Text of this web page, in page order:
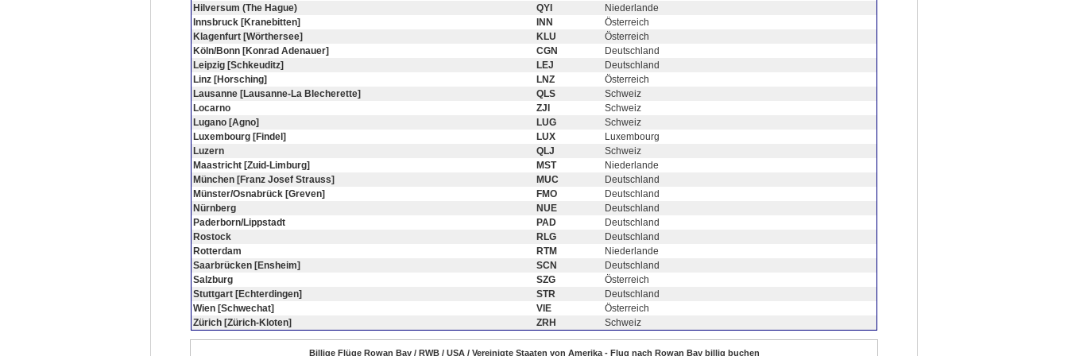
Hilversum (The Hague) QYI
Niederlande
Innsbruck [Kranebitten]
INN
Österreich
Klagenfurt [Wörthersee]
KLU
Österreich
Köln/Bonn [Konrad Adenauer]
CGN
Deutschland
Leipzig [Schkeuditz]
LEJ
Deutschland
Linz [Horsching]
LNZ
Österreich
Lausanne [Lausanne-La Blecherette]
QLS
Schweiz
Locarno
ZJI
Schweiz
Lugano [Agno]
LUG
Schweiz
Luxembourg [Findel]
LUX
Luxembourg
Luzern
QLJ
Schweiz
Maastricht [Zuid-Limburg]
MST
Niederlande
München [Franz Josef Strauss]
MUC
Deutschland
Münster/Osnabrück [Greven]
FMO
Deutschland
Nürnberg
NUE
Deutschland
Paderborn/Lippstadt
PAD
Deutschland
Rostock
RLG
Deutschland
Rotterdam
RTM
Niederlande
Saarbrücken [Ensheim]
SCN
Deutschland
Salzburg
SZG
Österreich
Stuttgart [Echterdingen]
STR
Deutschland
Wien [Schwechat]
VIE
Österreich
Zürich [Zürich-Kloten]
ZRH Schweiz
Billige Flüge Rowan Bay / RWB / USA / Vereinigte Staaten von Amerika - Flug nach Rowan Bay billig buchen